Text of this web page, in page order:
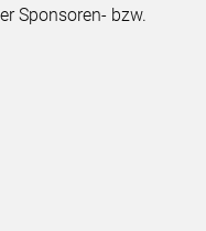
Sponsoren- bzw.